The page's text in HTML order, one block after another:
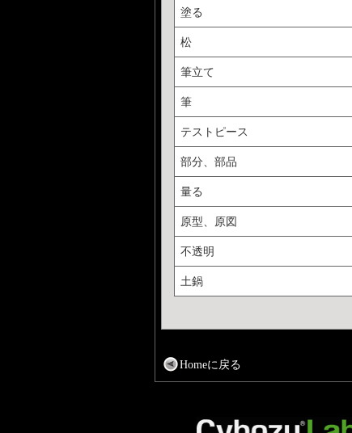
塗る
松
筆立て
筆
テストピース
部分、部品
量る
原型、原図
不透明
土鍋
Homeに戻る